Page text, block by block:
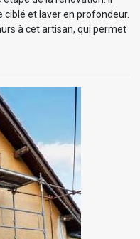
et laver en profondeur.
à cet artisan, qui permet